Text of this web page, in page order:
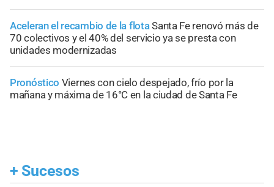
Aceleran el recambio de la flotaSanta Fe renovó más de
70 colectivos y el 40% del servicio ya se presta con
unidades modernizadas
Pronóstico Viernes con cielo despejado, frío por la
mañana y máxima de 16°C en la ciudad de Santa Fe
+ Sucesos